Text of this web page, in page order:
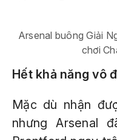
Arsenal buông Giải
chơi
Hết khả năng vô
Mặc dù nhận
nhưng Arsenal